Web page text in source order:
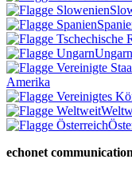
Ungarn
Amerika
echonet